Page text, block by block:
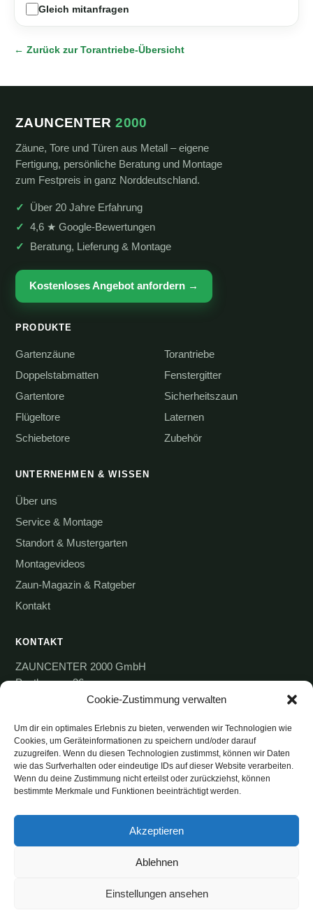
Cookie-Zustimmung verwalten
Um dir ein optimales Erlebnis zu bieten, verwenden wir Technologien wie
Cookies, um Geräteinformationen zu speichern und/oder darauf
zuzugreifen. Wenn du diesen Technologien zustimmst, können wir Daten
wie das Surfverhalten oder eindeutige IDs auf dieser Website verarbeiten.
Wenn du deine Zustimmung nicht erteilst oder zurückziehst, können
bestimmte Merkmale und Funktionen beeinträchtigt werden.
Akzeptieren
Ablehnen
Einstellungen ansehen
Gleich mitanfragen
← Zurück zur Torantriebe-Übersicht
ZAUNCENTER2000
Zäune, Tore und Türen aus Metall – eigene
Fertigung, persönliche Beratung und Montage
zum Festpreis in ganz Norddeutschland.
Über 20 Jahre Erfahrung
4,6 ★ Google-Bewertungen
Beratung, Lieferung & Montage
Kostenloses Angebot anfordern →
PRODUKTE
Gartenzäune
Doppelstabmatten
Gartentore
Flügeltore
Schiebetore
Torantriebe
Fenstergitter
Sicherheitszaun
Laternen
Zubehör
UNTERNEHMEN & WISSEN
Über uns
Service & Montage
Standort & Mustergarten
Montagevideos
Zaun-Magazin & Ratgeber
Kontakt
KONTAKT
ZAUNCENTER 2000 GmbH
Posthausen 36
28870 Ottersberg
04297-4446807
Mo.
geschlossen
Di. – Fr.
11:00 – 17:00 Uhr
Sa.
10:00 – 14:00 Uhr
Bremen
© 2026 ZAUNCENTER 2000 GmbH · Ihr Partner für